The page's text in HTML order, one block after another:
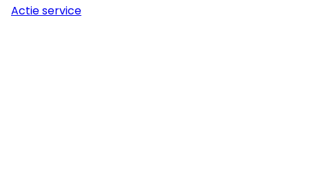
Actie service